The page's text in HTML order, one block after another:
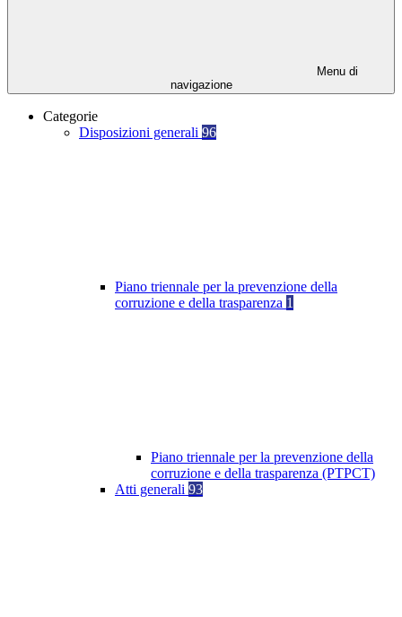
Menu di
navigazione
Categorie
Disposizioni generali 96
Piano triennale per la prevenzione della
corruzione e della trasparenza 1
Piano triennale per la prevenzione della
corruzione e della trasparenza (PTPCT)
Atti generali 93